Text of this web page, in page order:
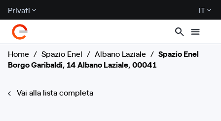
Privati IT
Home / Spazio Enel / Albano Laziale / Spazio Enel
Borgo Garibaldi, 14 Albano Laziale, 00041
Vai alla lista completa